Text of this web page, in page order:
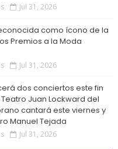
Jul 31, 2026
como ícono de la
Premios a la Moda
Jul 31, 2026
dos conciertos este fin
Juan Lockward del
cantará este viernes y
Manuel Tejada
Jul 31, 2026